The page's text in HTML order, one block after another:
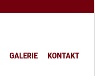
GALERIE KONTAKT